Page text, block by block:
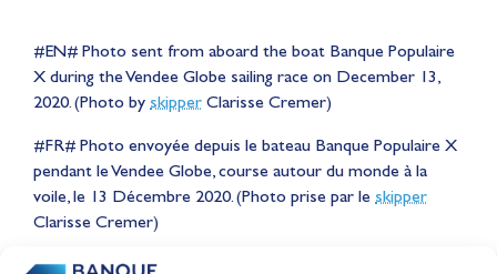
#EN# Photo sent from aboard the boat Banque Populaire
X during the Vendee Globe sailing race on December 13,
2020. (Photo by skipper Clarisse Cremer)
#FR# Photo envoyée depuis le bateau Banque Populaire X
pendant le Vendee Globe, course autour du monde à la
voile, le 13 Décembre 2020. (Photo prise par le skipper
Clarisse Cremer)
Lauriane Nolot en or à Long
Beach, sur le plan d'eau des
Jeux Olympiques 2028